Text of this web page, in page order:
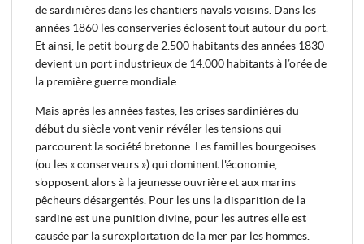
de sardinières dans les chantiers navals voisins. Dans les
années 1860 les conserveries éclosent tout autour du port.
Et ainsi, le petit bourg de 2.500 habitants des années 1830
devient un port industrieux de 14.000 habitants à l’orée de
la première guerre mondiale.
Mais après les années fastes, les crises sardinières du
début du siècle vont venir révéler les tensions qui
parcourent la société bretonne. Les familles bourgeoises
(ou les « conserveurs ») qui dominent l'économie,
s'opposent alors à la jeunesse ouvrière et aux marins
pêcheurs désargentés. Pour les uns la disparition de la
sardine est une punition divine, pour les autres elle est
causée par la surexploitation de la mer par les hommes.